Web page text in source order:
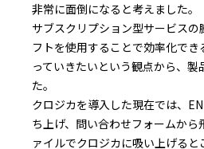
非常に面倒になると考えました。
サブスクリプション型サービス
フトを使用することで効率化で
っていきたいという観点から、製
た。
クロジカを導入した現在では、
ち上げ、問い合わせフォームから
ァイルでクロジカに吸い上げると